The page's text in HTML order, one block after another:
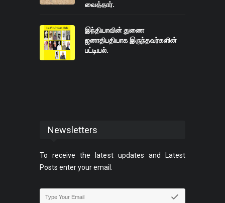
வைத்தார்.
இந்தியாவின் துணை
ஜனாதிபதியாக இருந்தவர்களின்
பட்டியல்.
Newsletters
To receive the latest updates and Latest
Posts enter your email.